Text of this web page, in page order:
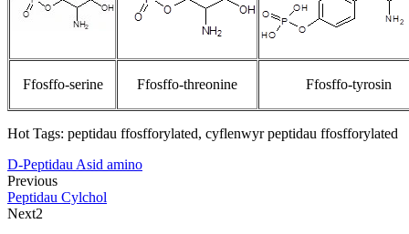
Ffosffo-serine Ffosffo-threonine Ffosffo-tyrosin
Hot Tags: peptidau ffosfforylated, cyflenwyr peptidau ffosfforylated
D-Peptidau Asid amino
Previous
Peptidau Cylchol
Next2